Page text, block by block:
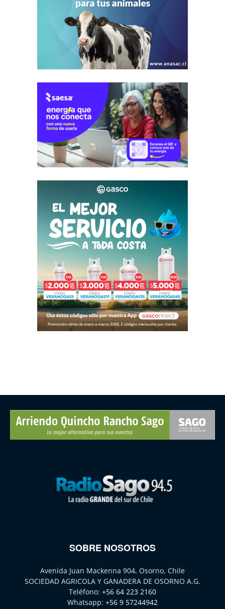
SOBRE NOSOTROS
Avenida Juan Mackenna 904, Osorno, Chile
SOCIEDAD AGRICOLA Y GANADERA DE OSORNO A.G.
Teléfono: +56 64 223 2160
Whatsapp: +56 9 57244942